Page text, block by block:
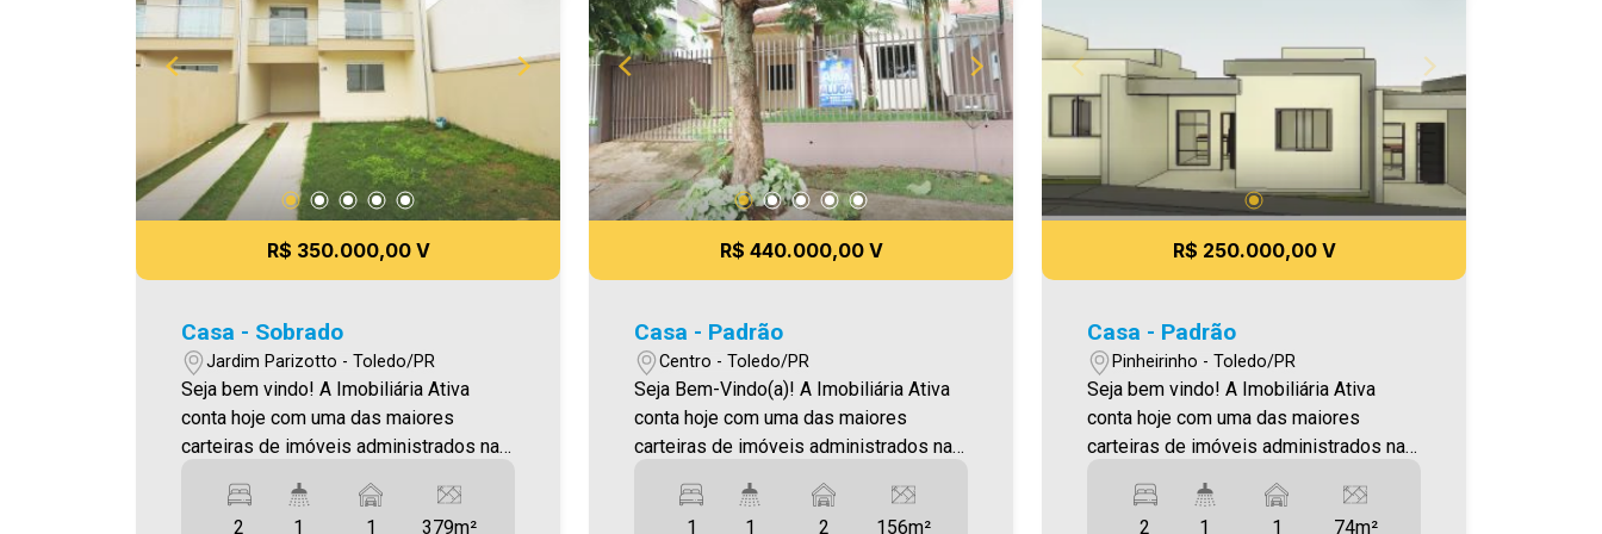
ser a casa dos seus sonhos!
casa!
sinta-se em casa!
R$ 350.000,00 V
Casa - Sobrado
Jardim Parizotto - Toledo/PR
Seja bem vindo! A Imobiliária Ativa
conta hoje com uma das maiores
carteiras de imóveis administrados na
venda. Confira mais uma de nossas
2 1 1 379m²
R$ 440.000,00 V
Casa - Padrão
Centro - Toledo/PR
Seja Bem-Vindo(a)! A Imobiliária Ativa
conta hoje com uma das maiores
carteiras de imóveis administrados na
venda. Confira mais uma de nossas
1 1 2 156m²
R$ 250.000,00 V
Casa - Padrão
Pinheirinho - Toledo/PR
Seja bem vindo! A Imobiliária Ativa
conta hoje com uma das maiores
carteiras de imóveis administrados na
venda. Confira mais uma de nossas
2 1 1 74m²